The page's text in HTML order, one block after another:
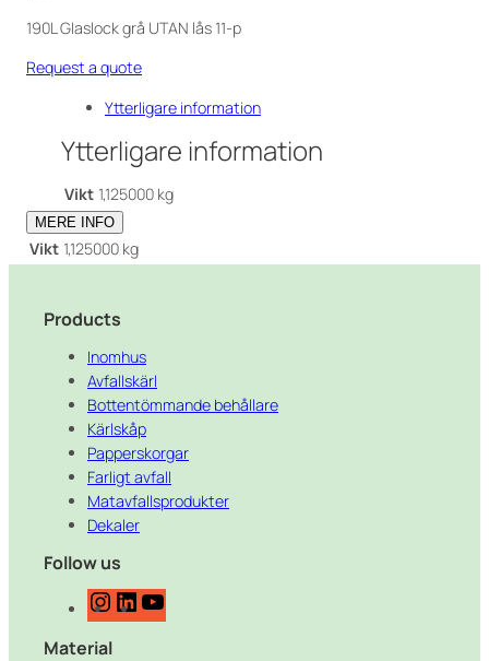
190L Glaslock grå UTAN lås 11-p
Request a quote
Ytterligare information
Ytterligare information
Vikt 1,125000 kg
MERE INFO
Vikt 1,125000 kg
Products
Inomhus
Avfallskärl
Bottentömmande behållare
Kärlskåp
Papperskorgar
Farligt avfall
Matavfallsprodukter
Dekaler
Follow us
n
L
i
o
Material